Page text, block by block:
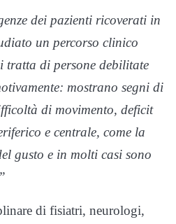
dei pazienti ricoverati in
un percorso clinico
di persone debilitate
mostrano segni di
di movimento, deficit
e centrale, come la
gusto e in molti casi sono
di fisiatri, neurologi,